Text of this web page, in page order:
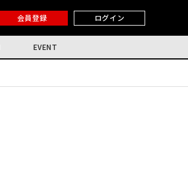
会員登録 ログイン
EVENT